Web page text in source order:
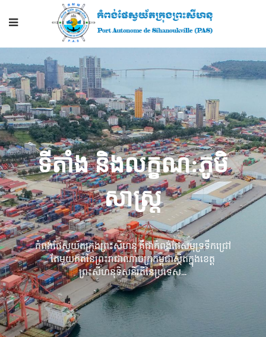
ទីតាំង និងលក្ខណ:ភូមិ
សាស្រ្ត
កំពង់ផែ​ស្វយ័ត​ក្រុងព្រះសីហនុ គឺជា​កំពង់ផែ​សមុទ្រ​ទឹក​ជ្រៅ​
តែមួយគត់​នៃ​ព្រះរាជាណាចក្រ​កម្ពុជា​ស្ថិតក្នុង​ខេត្ត​
ព្រះសីហនុ​ទិសនិរតី​នៃ​ប្រទេស...